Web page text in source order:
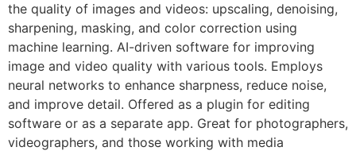
the quality of images and videos: upscaling, denoising,
sharpening, masking, and color correction using
machine learning. AI-driven software for improving
image and video quality with various tools. Employs
neural networks to enhance sharpness, reduce noise,
and improve detail. Offered as a plugin for editing
software or as a separate app. Great for photographers,
videographers, and those working with media